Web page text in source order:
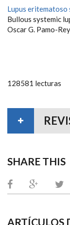
Lupus eritematoso
Bullous systemic
Oscar G. Pamo-
128581 lecturas
SHARE THIS
ARTÍCULOS